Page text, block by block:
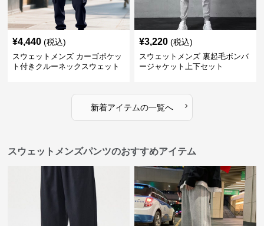
¥4,440 (税込)
スウェットメンズ カーゴポケッ
ト付きクルーネックスウェット
¥3,220 (税込)
スウェットメンズ 裏起毛ボンバ
ージャケット上下セット
新着アイテムの一覧へ ›
スウェットメンズパンツのおすすめアイテム